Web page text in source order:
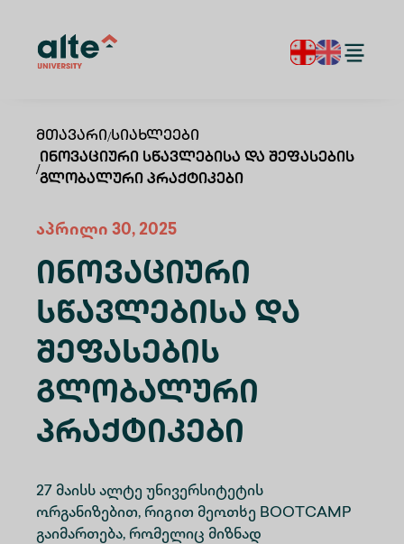
Მთავარი/Სიახლეები
/
Ინოვაციური Სწავლებისა Და Შეფასების
Გლობალური Პრაქტიკები
აპრილი 30, 2025
Ინოვაციური
Სწავლებისა Და
Შეფასების
Გლობალური
Პრაქტიკები
27 მაისს ალტე უნივერსიტეტის
ორგანიზებით, რიგით მეოთხე BOOTCAMP
გაიმართება, რომელიც მიზნად